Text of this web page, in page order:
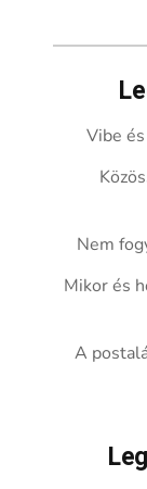
Vibe
Nem
Mikor és
A